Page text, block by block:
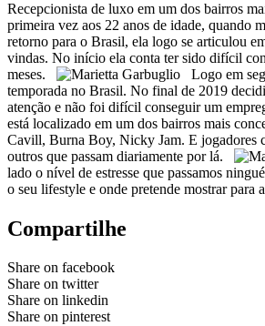
Recepcionista de luxo em um dos bairros
primeira vez aos 22 anos de idade, quando
retorno para o Brasil, ela logo se articulou
vindas. No início ela conta ter sido difícil
meses.
Logo em
temporada no Brasil. No final de 2019
atenção e não foi difícil conseguir um
está localizado em um dos bairros mais
Cavill, Burna Boy, Nicky Jam. E jogadores
outros que passam diariamente por lá.
lado o nível de estresse que passamos
o seu lifestyle e onde pretende mostrar para
Compartilhe
Share on facebook
Share on twitter
Share on linkedin
Share on pinterest